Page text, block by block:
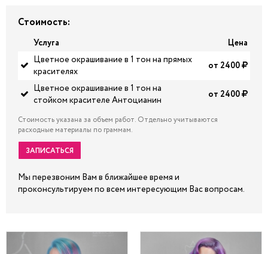
Стоимость:
Услуга
Цена
Цветное окрашивание в 1 тон на прямых
красителях
от 2400
Цветное окрашивание в 1 тон на
стойком красителе Антоцианин
от 2400
Стоимость указана за объем работ. Отдельно учитываются
расходные материалы по граммам.
ЗАПИСАТЬСЯ
Мы перезвоним Вам в ближайшее время и
проконсультируем по всем интересующим Вас вопросам.